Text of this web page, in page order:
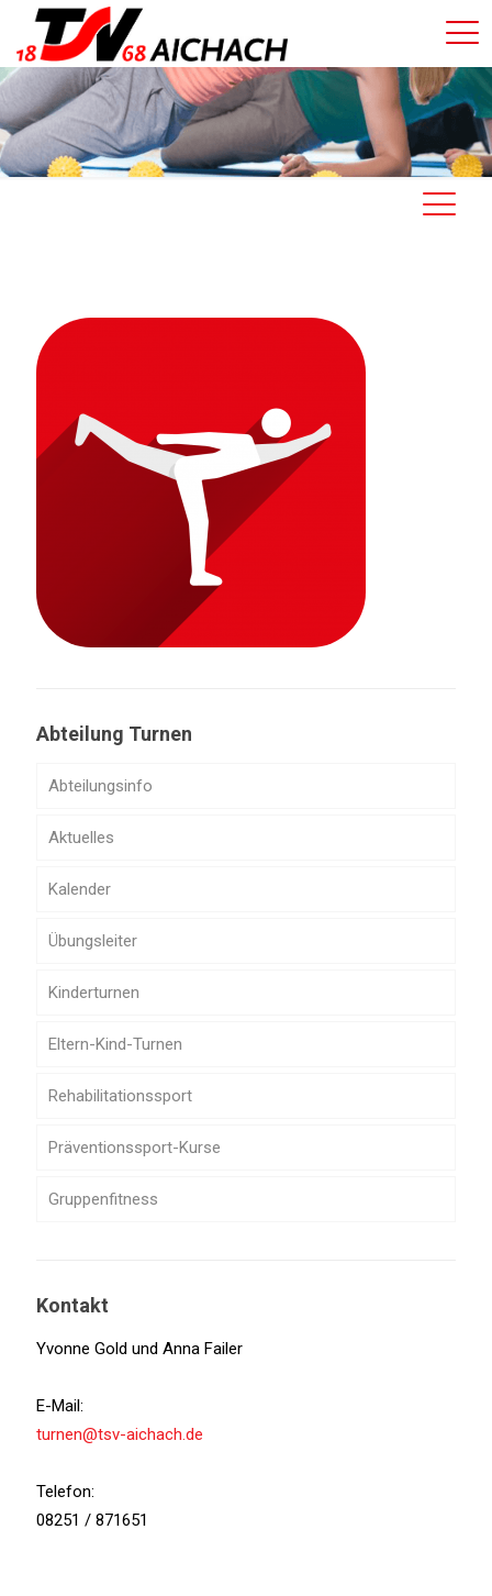
Abteilung Turnen
Abteilungsinfo
Aktuelles
Kalender
Übungsleiter
Kinderturnen
Eltern-Kind-Turnen
Rehabilitationssport
Präventionssport-Kurse
Gruppenfitness
Kontakt
Yvonne Gold und Anna Failer
E-Mail:
turnen@tsv-aichach.de
Telefon:
08251 / 871651